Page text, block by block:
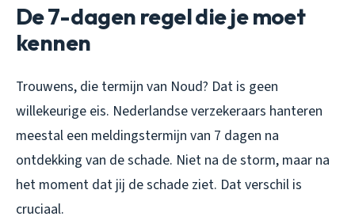
De 7-dagen regel die je moet
kennen
Trouwens, die termijn van Noud? Dat is geen
willekeurige eis. Nederlandse verzekeraars hanteren
meestal een meldingstermijn van 7 dagen na
ontdekking van de schade. Niet na de storm, maar na
het moment dat jij de schade ziet. Dat verschil is
cruciaal.